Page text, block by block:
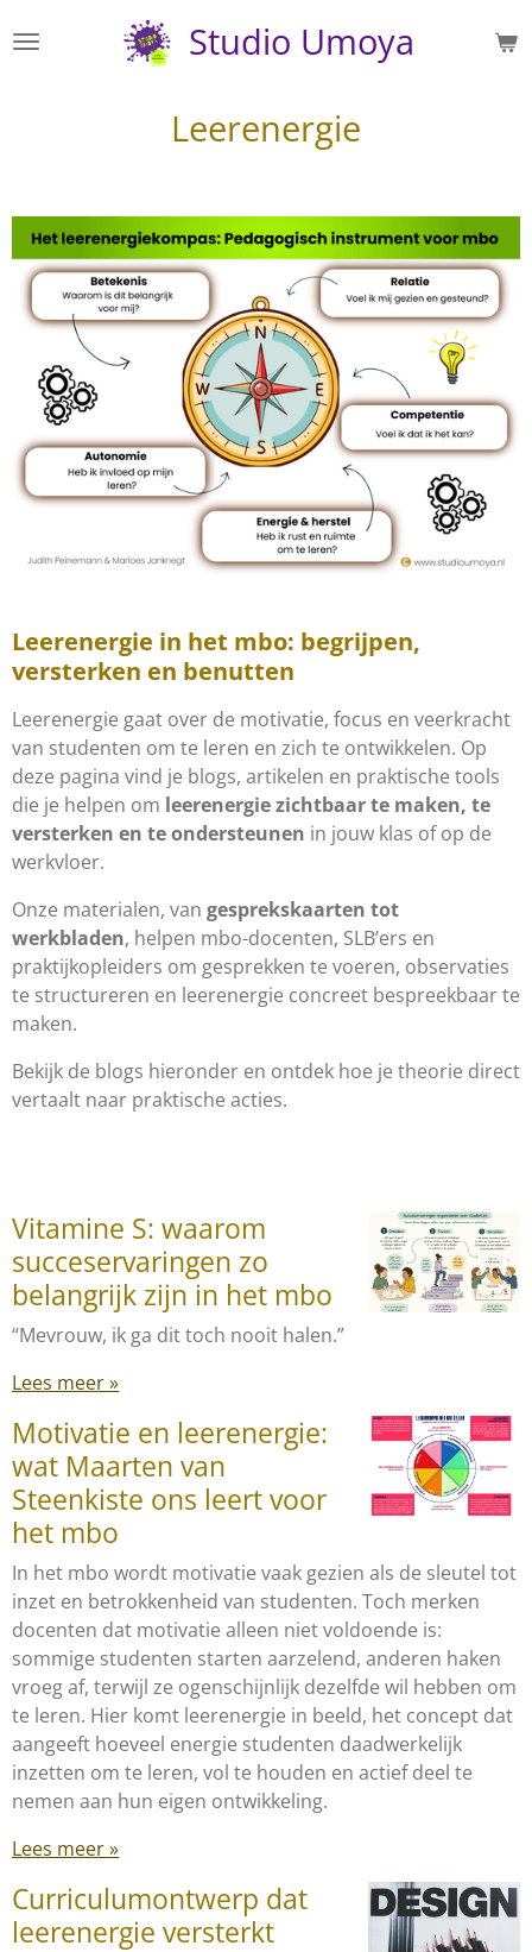
direct
Studio Umoya
Leerenergie
Leerenergie in het mbo: begrijpen,
versterken en benutten
Leerenergie gaat over de motivatie, focus en veerkracht
van studenten om te leren en zich te ontwikkelen. Op
deze pagina vind je blogs, artikelen en praktische tools
die je helpen om leerenergie zichtbaar te maken, te
versterken en te ondersteunen in jouw klas of op de
werkvloer.
Onze materialen, van gesprekskaarten tot
werkbladen, helpen mbo-docenten, SLB’ers en
praktijkopleiders om gesprekken te voeren, observaties
te structureren en leerenergie concreet bespreekbaar te
maken.
Bekijk de blogs hieronder en ontdek hoe je theorie direct
vertaalt naar praktische acties.
Vitamine S: waarom
succeservaringen zo
belangrijk zijn in het mbo
“Mevrouw, ik ga dit toch nooit halen.”
Lees meer »
Motivatie en leerenergie:
wat Maarten van
Steenkiste ons leert voor
het mbo
In het mbo wordt motivatie vaak gezien als de sleutel tot
inzet en betrokkenheid van studenten. Toch merken
docenten dat motivatie alleen niet voldoende is:
sommige studenten starten aarzelend, anderen haken
vroeg af, terwijl ze ogenschijnlijk dezelfde wil hebben om
te leren. Hier komt leerenergie in beeld, het concept dat
aangeeft hoeveel energie studenten daadwerkelijk
inzetten om te leren, vol te houden en actief deel te
nemen aan hun eigen ontwikkeling.
Lees meer »
Curriculumontwerp dat
leerenergie versterkt